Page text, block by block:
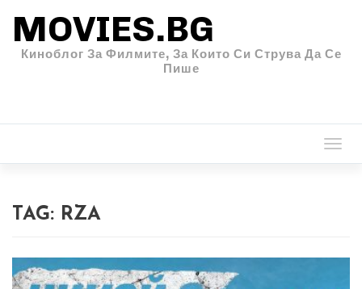
MOVIES.BG
Киноблог За Филмите, За Които Си Струва Да Се
Пише
TAG: RZA